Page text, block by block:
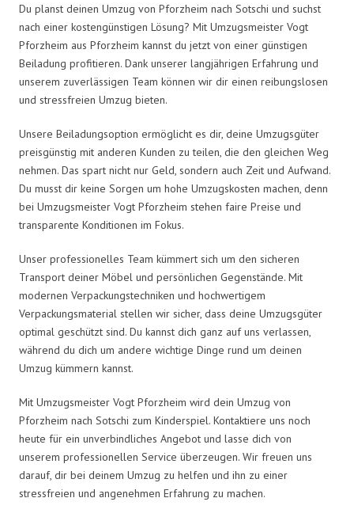
Du planst deinen Umzug von Pforzheim nach Sotschi und suchst
nach einer kostengünstigen Lösung? Mit Umzugsmeister Vogt
Pforzheim aus Pforzheim kannst du jetzt von einer günstigen
Beiladung profitieren. Dank unserer langjährigen Erfahrung und
unserem zuverlässigen Team können wir dir einen reibungslosen
und stressfreien Umzug bieten.
Unsere Beiladungsoption ermöglicht es dir, deine Umzugsgüter
preisgünstig mit anderen Kunden zu teilen, die den gleichen Weg
nehmen. Das spart nicht nur Geld, sondern auch Zeit und Aufwand.
Du musst dir keine Sorgen um hohe Umzugskosten machen, denn
bei Umzugsmeister Vogt Pforzheim stehen faire Preise und
transparente Konditionen im Fokus.
Unser professionelles Team kümmert sich um den sicheren
Transport deiner Möbel und persönlichen Gegenstände. Mit
modernen Verpackungstechniken und hochwertigem
Verpackungsmaterial stellen wir sicher, dass deine Umzugsgüter
optimal geschützt sind. Du kannst dich ganz auf uns verlassen,
während du dich um andere wichtige Dinge rund um deinen
Umzug kümmern kannst.
Mit Umzugsmeister Vogt Pforzheim wird dein Umzug von
Pforzheim nach Sotschi zum Kinderspiel. Kontaktiere uns noch
heute für ein unverbindliches Angebot und lasse dich von
unserem professionellen Service überzeugen. Wir freuen uns
darauf, dir bei deinem Umzug zu helfen und ihn zu einer
stressfreien und angenehmen Erfahrung zu machen.